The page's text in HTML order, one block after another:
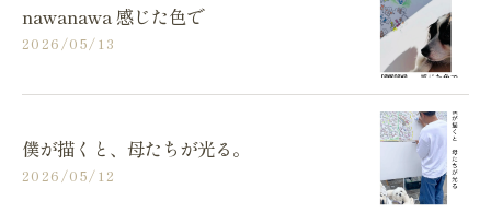
nawanawa 感じた色で
2026/05/13
僕が描くと、母たちが光る。
2026/05/12